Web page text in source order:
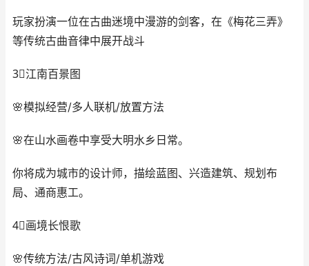
玩家扮演一位在古曲迷境中漫游的剑客，在《梅花三弄》
等传统古曲音律中展开战斗
3⃣️江南百景图
🌸模拟经营/多人联机/放置方法
🌸在山水画卷中享受大明水乡日常。
你将成为城市的设计师，描绘蓝图、兴造建筑、规划布
局、通商惠工。
4⃣️画境长恨歌
🌸传统方法/古风诗词/单机游戏